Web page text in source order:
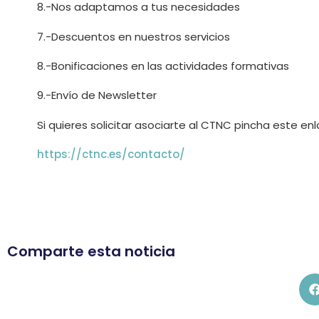
8.-Nos adaptamos a tus necesidades
7.-Descuentos en nuestros servicios
8.-Bonificaciones en las actividades formativas
9.-Envío de Newsletter
Si quieres solicitar asociarte al CTNC pincha este
https://ctnc.es/contacto/
Comparte esta noticia